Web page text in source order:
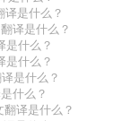
译是什么？
译是什么？
是什么？
是什么？
是什么？
什么？
翻译是什么？